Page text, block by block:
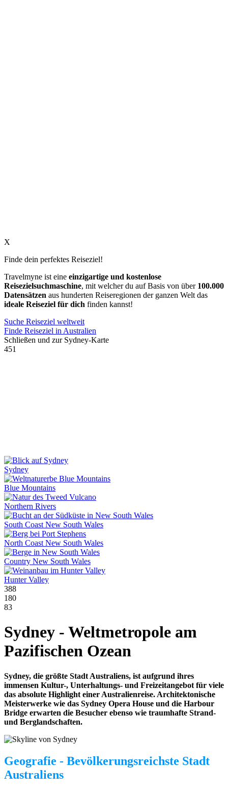
X
Finde dein perfektes Reiseziel!
Travelmyne ist eine einzigartige und kostenlose
Reisezielsuchmaschine, mit welcher du auf Basis von über 100.000
Datensätzen aus hunderten Reiseregionen der ganzen Welt das
ideale Reiseziel für dich finden kannst!
Suche Reiseziel weltweit
Finde Reiseziel in Australien
Schließen und zur Sydney-Karte
451
Sydney
Blue Mountains
Northern Rivers
South Coast New South Wales
North Coast New South Wales
Country New South Wales
Hunter Valley
388
180
83
Sydney - Weltmetropole am
Pazifischen Ozean
Sydney, die größte Stadt Australiens, ist aufgrund ihres
immensen Kultur-, Unterhaltungs- und Freizeitangebot für viele
das absolute Highlight einer Australienreise. Architektonische
Meisterwerke wie das Sydney Opera House und die Harbour
Bridge erwarten die Besucher ebenso wie traumhafte Strand-
und Berglandschaften.
Geografie - Bevölkerungsreichste Stadt
Australiens